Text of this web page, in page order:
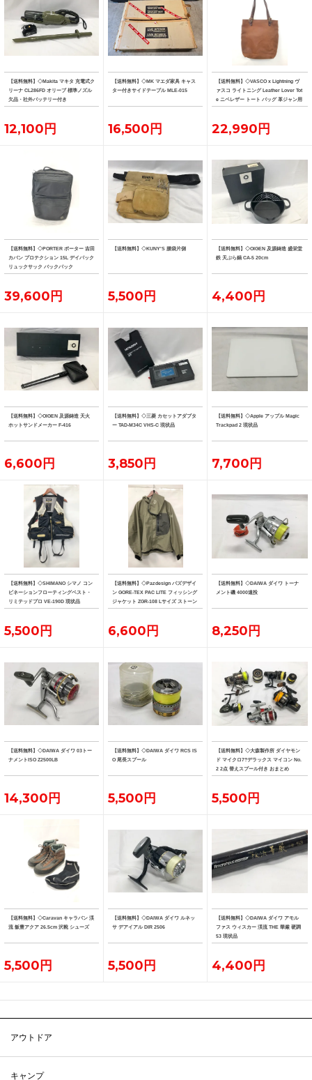
【送料無料】◇Makita マキタ 充電式ク
リーナ CL286FD オリーブ 標準ノズル
欠品・社外バッテリー付き
12,100円
【送料無料】◇MK マエダ家具 キャス
ター付きサイドテーブル MLE-015
16,500円
【送料無料】◇VASCO x Lightning ヴ
ァスコ ライトニング Leather Lover Tot
e ニベレザー トート バッグ 革ジャン用
トート
22,990円
【送料無料】◇PORTER ポーター 吉田
カバン プロテクション 15L デイパック
リュックサック バックパック
39,600円
【送料無料】◇KUNY'S 腰袋片側
5,500円
【送料無料】◇OIGEN 及源鋳造 盛栄堂
鉄 天ぷら鍋 CA-5 20cm
4,400円
【送料無料】◇OIGEN 及源鋳造 天火
ホットサンドメーカー F-416
6,600円
【送料無料】◇三菱 カセットアダプタ
ー TAD-M34C VHS-C 現状品
3,850円
【送料無料】◇Apple アップル Magic
Trackpad 2 現状品
7,700円
【送料無料】◇SHIMANO シマノ コン
ビネーションフローティングベスト・
リミテッドプロ VE-190D 現状品
5,500円
【送料無料】◇Pazdesign パズデザイ
ン GORE-TEX PAC LITE フィッシング
ジャケット ZGR-108 Lサイズ ストーン
系カラー
6,600円
【送料無料】◇DAIWA ダイワ トーナ
メント磯 4000遠投
8,250円
【送料無料】◇DAIWA ダイワ 03トー
ナメントISO Z2500LB
14,300円
【送料無料】◇DAIWA ダイワ RCS IS
O 尾長スプール
5,500円
【送料無料】◇大森製作所 ダイヤモン
ド マイクロ7?デラックス マイコン No.
2 2点 替えスプール付き おまとめ
5,500円
【送料無料】◇Caravan キャラバン 渓
流 飯豊アクア 26.5cm 沢靴 シューズ
5,500円
【送料無料】◇DAIWA ダイワ ルネッ
サ デアイアル DIR 2506
5,500円
【送料無料】◇DAIWA ダイワ アモル
ファス ウィスカー 渓流 THE 華厳 硬調
53 現状品
4,400円
アウトドア
キャンプ